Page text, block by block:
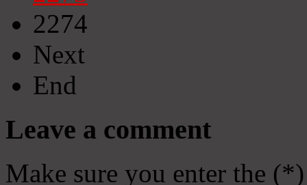
2274
Next
End
Leave a comment
Make sure you enter the